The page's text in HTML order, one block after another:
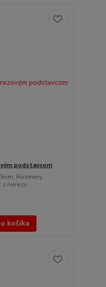
podstavcom
Rozmery:
z nerezu
košíka